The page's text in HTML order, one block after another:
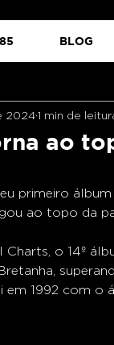
BLOG
ao
2024 1 min de
primeiro
ao topo da
o 14º
1992 com o